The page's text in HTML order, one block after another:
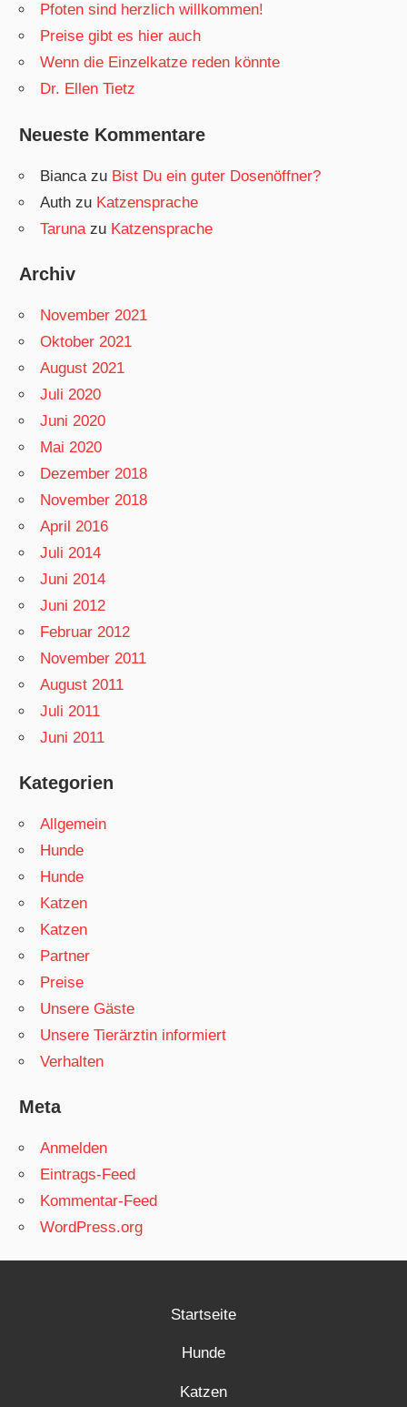
Pfoten sind herzlich willkommen!
Preise gibt es hier auch
Wenn die Einzelkatze reden könnte
Dr. Ellen Tietz
Neueste Kommentare
Bianca zu Bist Du ein guter Dosenöffner?
Auth zu Katzensprache
Taruna zu Katzensprache
Archiv
November 2021
Oktober 2021
August 2021
Juli 2020
Juni 2020
Mai 2020
Dezember 2018
November 2018
April 2016
Juli 2014
Juni 2014
Juni 2012
Februar 2012
November 2011
August 2011
Juli 2011
Juni 2011
Kategorien
Allgemein
Hunde
Hunde
Katzen
Katzen
Partner
Preise
Unsere Gäste
Unsere Tierärztin informiert
Verhalten
Meta
Anmelden
Eintrags-Feed
Kommentar-Feed
WordPress.org
Startseite
Hunde
Katzen